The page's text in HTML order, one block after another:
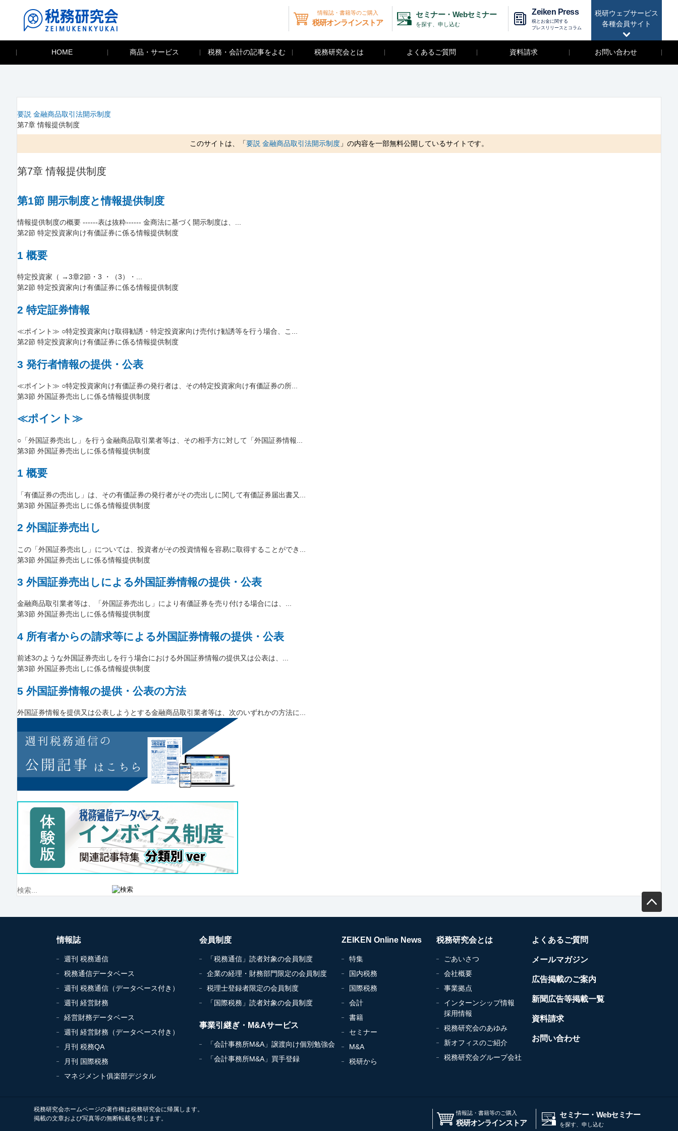
税研ウェブサービス
各種会員サイト
情報誌・書籍等のご購入
税研オンラインストア
セミナー・Webセミナー
を探す、申し込む
Zeiken Press
税とお金に関する
プレスリリースとコラム
HOME 商品・サービス 税務・会計の記事をよむ 税務研究会とは よくあるご質問 資料請求 お問い合わせ
要説 金融商品取引法開示制度
第7章 情報提供制度
このサイトは、「要説 金融商品取引法開示制度 」の内容を一部無料公開しているサイトです。
第7章 情報提供制度
第1節 開示制度と情報提供制度
情報提供制度の概要 ------表は抜粋------ 金商法に基づく開示制度は、...
第2節 特定投資家向け有価証券に係る情報提供制度
1 概要
特定投資家（ →3章2節・3 ・（3）・...
第2節 特定投資家向け有価証券に係る情報提供制度
2 特定証券情報
≪ポイント≫ ○特定投資家向け取得勧誘・特定投資家向け売付け勧誘等を行う場合、こ...
第2節 特定投資家向け有価証券に係る情報提供制度
3 発行者情報の提供・公表
≪ポイント≫ ○特定投資家向け有価証券の発行者は、その特定投資家向け有価証券の所...
第3節 外国証券売出しに係る情報提供制度
≪ポイント≫
○「外国証券売出し」を行う金融商品取引業者等は、その相手方に対して「外国証券情報...
第3節 外国証券売出しに係る情報提供制度
1 概要
「有価証券の売出し」は、その有価証券の発行者がその売出しに関して有価証券届出書又...
第3節 外国証券売出しに係る情報提供制度
2 外国証券売出し
この「外国証券売出し」については、投資者がその投資情報を容易に取得することができ...
第3節 外国証券売出しに係る情報提供制度
3 外国証券売出しによる外国証券情報の提供・公表
金融商品取引業者等は、「外国証券売出し」により有価証券を売り付ける場合には、...
第3節 外国証券売出しに係る情報提供制度
4 所有者からの請求等による外国証券情報の提供・公表
前述3のような外国証券売出しを行う場合における外国証券情報の提供又は公表は、...
第3節 外国証券売出しに係る情報提供制度
5 外国証券情報の提供・公表の方法
外国証券情報を提供又は公表しようとする金融商品取引業者等は、次のいずれかの方法に...
情報誌
週刊 税務通信
税務通信データベース
週刊 税務通信（データベース付き）
週刊 経営財務
経営財務データベース
週刊 経営財務（データベース付き）
月刊 税務QA
月刊 国際税務
マネジメント俱楽部デジタル
会員制度
「税務通信」読者対象の会員制度
企業の経理・財務部門限定の会員制度
税理士登録者限定の会員制度
「国際税務」読者対象の会員制度
事業引継ぎ・M&Aサービス
「会計事務所M&A」譲渡向け個別勉強会
「会計事務所M&A」買手登録
ZEIKEN Online News
特集
国内税務
国際税務
会計
書籍
セミナー
M&A
税研から
税務研究会とは
ごあいさつ
会社概要
事業拠点
インターンシップ情報
採用情報
税務研究会のあゆみ
新オフィスのご紹介
税務研究会グループ会社
よくあるご質問
メールマガジン
広告掲載のご案内
新聞広告等掲載一覧
資料請求
お問い合わせ
税務研究会ホームページの著作権は税務研究会に帰属します。
掲載の文章および写真等の無断転載を禁じます。
情報誌・書籍等のご購入
税研オンラインストア
セミナー・Webセミナー
を探す、申し込む